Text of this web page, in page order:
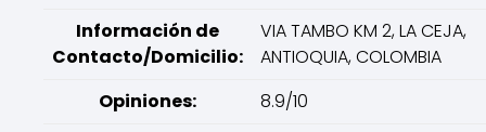
Información de
Contacto/Domicilio:
VIA TAMBO KM 2, LA CEJA,
ANTIOQUIA, COLOMBIA
Opiniones:
8.9/10